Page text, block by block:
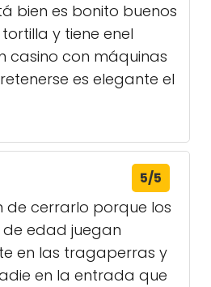
bien es bonito buenos
y tiene enel
casino con máquinas
es elegante el
5/5
de cerrarlo porque los
de edad juegan
en las tragaperras y
en la entrada que